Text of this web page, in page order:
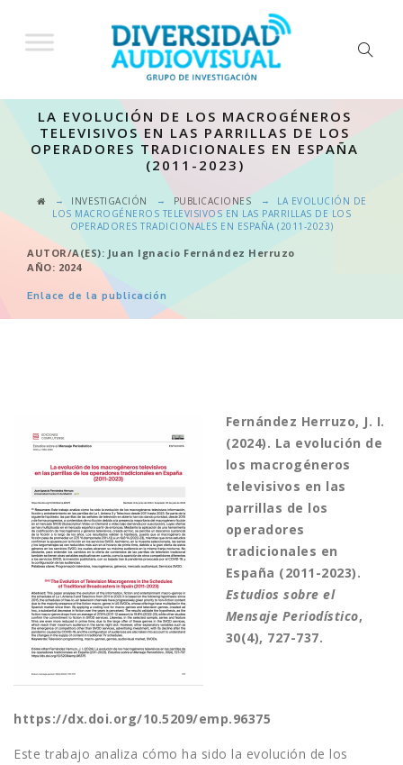
LA EVOLUCIÓN DE LOS MACROGÉNEROS
TELEVISIVOS EN LAS PARRILLAS DE LOS
OPERADORES TRADICIONALES EN ESPAÑA
(2011-2023)
→ INVESTIGACIÓN → PUBLICACIONES →
LA EVOLUCIÓN DE
LOS MACROGÉNEROS TELEVISIVOS EN LAS PARRILLAS DE LOS
OPERADORES TRADICIONALES EN ESPAÑA (2011-2023)
AUTOR/A(ES): Juan Ignacio Fernández Herruzo
AÑO: 2024
Enlace de la publicación
Fernández Herruzo, J. I.
(2024). La evolución de
los macrogéneros
televisivos en las
parrillas de los
operadores
tradicionales en
España (2011-2023).
Estudios sobre el
Mensaje Periodístico,
30(4), 727-737.
https://dx.doi.org/10.5209/emp.96375
Este trabajo analiza cómo ha sido la evolución de los